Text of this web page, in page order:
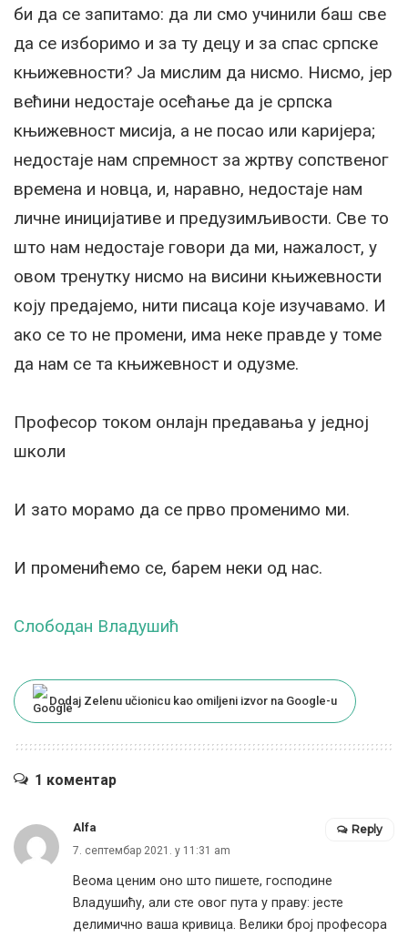
би да се запитамо: да ли смо учинили баш све
да се изборимо и за ту децу и за спас српске
књижевности? Ја мислим да нисмо. Нисмо, јер
већини недостаје осећање да је српска
књижевност мисија, а не посао или каријера;
недостаје нам спремност за жртву сопственог
времена и новца, и, наравно, недостаје нам
личне иницијативе и предузимљивости. Све то
што нам недостаје говори да ми, нажалост, у
овом тренутку нисмо на висини књижевности
коју предајемо, нити писаца које изучавамо. И
ако се то не промени, има неке правде у томе
да нам се та књижевност и одузме.
Професор током онлајн предавања у једној
школи
И зато морамо да се прво променимо ми.
И променићемо се, барем неки од нас.
Слободан Владушић
Dodaj Zelenu učionicu kao omiljeni izvor na Google-u
1 коментар
Alfa
7. септембар 2021. у 11:31 am
Веома ценим оно што пишете, господине
Владушићу, али сте овог пута у праву: јесте
делимично ваша кривица. Велики број професора
Reply